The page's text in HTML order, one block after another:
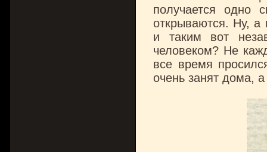
получается одно
открываются. Ну, а
и таким вот
человеком? Не
все время
очень занят дома,